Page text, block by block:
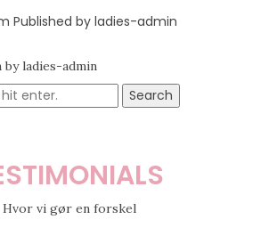
Published by ladies-admin
ladies-admin
Search
Hvor vi gør en forskel